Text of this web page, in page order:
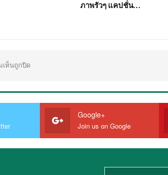
ภาพรัวๆ แคปชั่น…
เห็นถูกปิด
Google+
Join us on Google